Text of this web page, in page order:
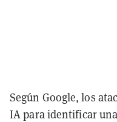
Según Google, los
IA para identificar